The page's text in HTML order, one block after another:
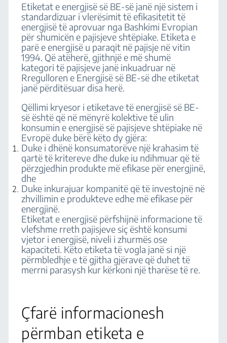
Etiketat e energjisë së BE-së janë një sistem i
standardizuar i vlerësimit të efikasitetit të
energjisë të aprovuar nga Bashkimi Evropian
për shumicën e pajisjeve shtëpiake. Etiketa e
parë e energjisë u paraqit në pajisje në vitin
1994. Që atëherë, gjithnjë e më shumë
kategori të pajisjeve janë inkuadruar në
Rregulloren e Energjisë së BE-së dhe etiketat
janë përditësuar disa herë.
Qëllimi kryesor i etiketave të energjisë së BE-
së është që në mënyrë kolektive të ulin
konsumin e energjisë së pajisjeve shtëpiake në
Evropë duke bërë këto dy gjëra:
Duke i dhënë konsumatorëve një krahasim të
qartë të kritereve dhe duke iu ndihmuar që të
përzgjedhin produkte më efikase për energjinë,
dhe
Duke inkurajuar kompanitë që të investojnë në
zhvillimin e produkteve edhe më efikase për
energjinë.
Etiketat e energjisë përfshijnë informacione të
vlefshme rreth pajisjeve siç është konsumi
vjetor i energjisë, niveli i zhurmës ose
kapaciteti. Këto etiketa të vogla janë si një
përmbledhje e të gjitha gjërave që duhet të
merrni parasysh kur kërkoni një tharëse të re.
Çfarë informacionesh
përmban etiketa e